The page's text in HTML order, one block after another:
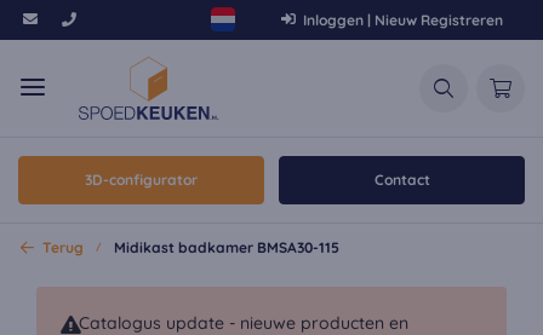
Inloggen | Nieuw Registreren
3D-configurator Contact
Terug Midikast badkamer BMSA30-115
Catalogus update - nieuwe producten en